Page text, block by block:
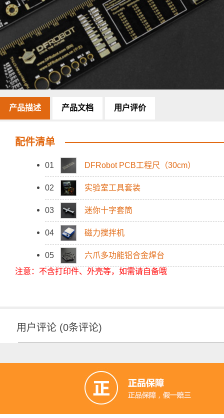
产品描述 产品文档 用户评价
配件清单
01 DFRobot PCB工程尺（30cm）
02 实验室工具套装
03 迷你十字套筒
04 磁力搅拌机
05
六爪多功能铝合金焊台
注意：不含打印件、外壳等，如需请自备哦
用户评论 (0条评论)